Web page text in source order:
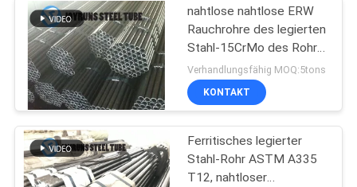
nahtlose nahtlose ERW
Rauchrohre des legierten
Stahl-15CrMo des Rohr-
DIN17175 kalten der
Zeichnungs-
Verhandlungsfähig MOQ:5tons
KONTAKT
Ferritisches legierter
Stahl-Rohr ASTM A335
T12, nahtloser